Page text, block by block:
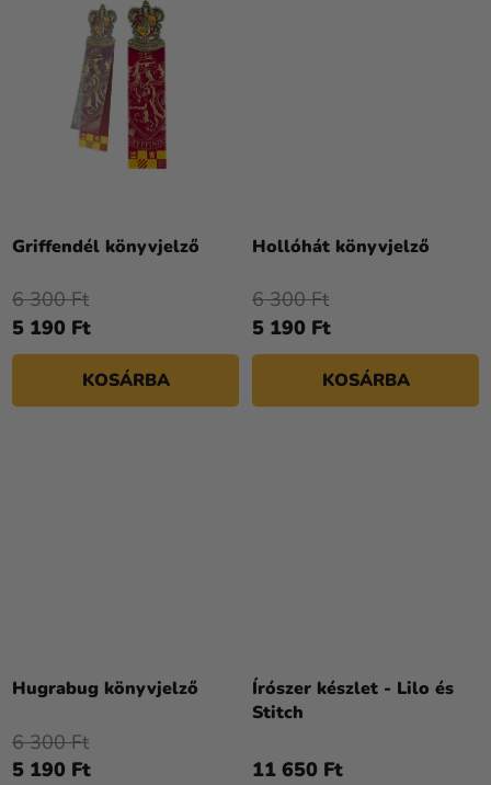
Griffendél könyvjelző
5 190 Ft
6 300 Ft
KOSÁRBA
Hollóhát könyvjelző
5 190 Ft
6 300 Ft
KOSÁRBA
Hugrabug könyvjelző
5 190 Ft
6 300 Ft
Írószer készlet - Lilo és
Stitch
11 650 Ft